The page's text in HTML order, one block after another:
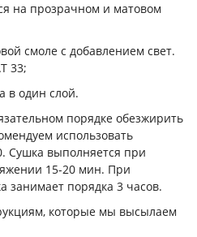
на прозрачном и матовом
смоле с добавлением свет.
33;
в один слой.
порядке обезжирить
использовать
Сушка выполняется при
15-20 мин. При
занимает порядка 3 часов.
которые мы высылаем